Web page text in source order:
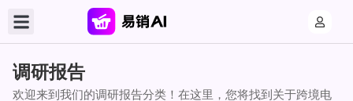
调研报告
欢迎来到我们的调研报告分类！在这里，您将找到关于跨境电